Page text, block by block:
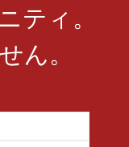
ティ。
ん。